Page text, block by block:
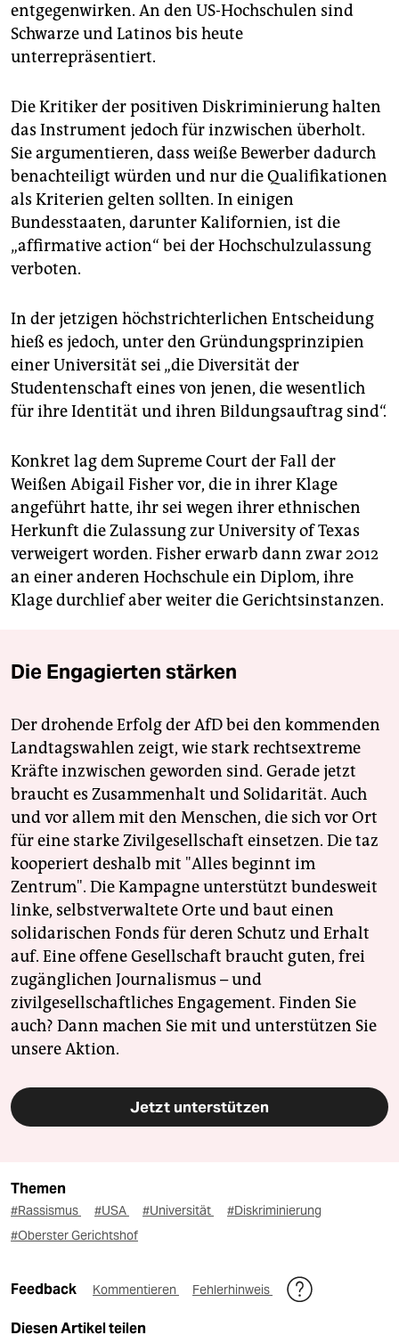
entgegenwirken. An den US-Hochschulen sind
Schwarze und Latinos bis heute
unterrepräsentiert.
Die Kritiker der positiven Diskriminierung halten
das Instrument jedoch für inzwischen überholt.
Sie argumentieren, dass weiße Bewerber dadurch
benachteiligt würden und nur die Qualifikationen
als Kriterien gelten sollten. In einigen
Bundesstaaten, darunter Kalifornien, ist die
„affirmative action“ bei der Hochschulzulassung
verboten.
In der jetzigen höchstrichterlichen Entscheidung
hieß es jedoch, unter den Gründungsprinzipien
einer Universität sei „die Diversität der
Studentenschaft eines von jenen, die wesentlich
für ihre Identität und ihren Bildungsauftrag sind“.
Konkret lag dem Supreme Court der Fall der
Weißen Abigail Fisher vor, die in ihrer Klage
angeführt hatte, ihr sei wegen ihrer ethnischen
Herkunft die Zulassung zur University of Texas
verweigert worden. Fisher erwarb dann zwar 2012
an einer anderen Hochschule ein Diplom, ihre
Klage durchlief aber weiter die Gerichtsinstanzen.
Die Engagierten stärken
Der drohende Erfolg der AfD bei den kommenden
Landtagswahlen zeigt, wie stark rechtsextreme
Kräfte inzwischen geworden sind. Gerade jetzt
braucht es Zusammenhalt und Solidarität. Auch
und vor allem mit den Menschen, die sich vor Ort
für eine starke Zivilgesellschaft einsetzen. Die taz
kooperiert deshalb mit "Alles beginnt im
Zentrum". Die Kampagne unterstützt bundesweit
linke, selbstverwaltete Orte und baut einen
solidarischen Fonds für deren Schutz und Erhalt
auf. Eine offene Gesellschaft braucht guten, frei
zugänglichen Journalismus – und
zivilgesellschaftliches Engagement. Finden Sie
auch? Dann machen Sie mit und unterstützen Sie
unsere Aktion.
Jetzt unterstützen
Themen
#Rassismus #USA #Universität
#Diskriminierung
#Oberster Gerichtshof
Feedback Kommentieren Fehlerhinweis
Diesen Artikel teilen